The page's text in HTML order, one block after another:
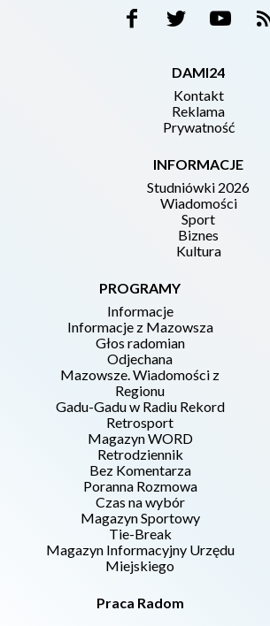
DAMI24
Kontakt
Reklama
Prywatność
INFORMACJE
Studniówki 2026
Wiadomości
Sport
Biznes
Kultura
PROGRAMY
Informacje
Informacje z Mazowsza
Głos radomian
Odjechana
Mazowsze. Wiadomości z
Regionu
Gadu-Gadu w Radiu Rekord
Retrosport
Magazyn WORD
Retrodziennik
Bez Komentarza
Poranna Rozmowa
Czas na wybór
Magazyn Sportowy
Tie-Break
Magazyn Informacyjny Urzędu
Miejskiego
Praca Radom